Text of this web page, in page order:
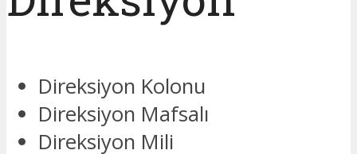
Direksiyon Kolonu
Direksiyon Mafsalı
Direksiyon Mili